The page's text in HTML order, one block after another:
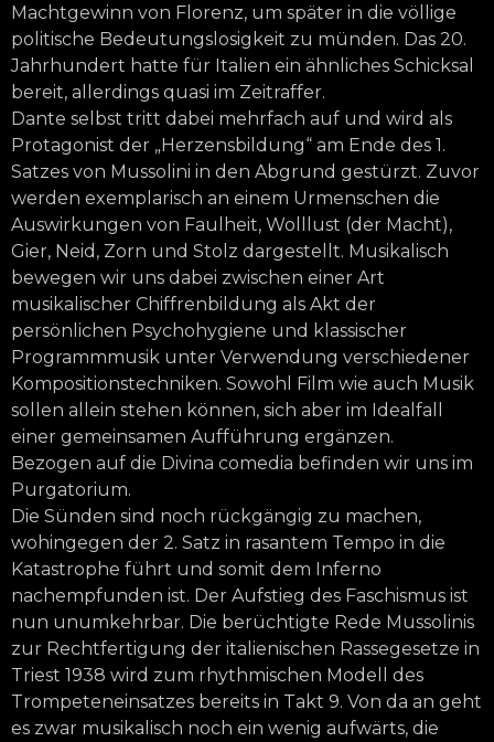
Machtgewinn von Florenz, um später in die völlige
politische Bedeutungslosigkeit zu münden. Das 20.
Jahrhundert hatte für Italien ein ähnliches Schicksal
bereit, allerdings quasi im Zeitraffer.
Dante selbst tritt dabei mehrfach auf und wird als
Protagonist der „Herzensbildung“ am Ende des 1.
Satzes von Mussolini in den Abgrund gestürzt. Zuvor
werden exemplarisch an einem Urmenschen die
Auswirkungen von Faulheit, Wolllust (der Macht),
Gier, Neid, Zorn und Stolz dargestellt. Musikalisch
bewegen wir uns dabei zwischen einer Art
musikalischer Chiffrenbildung als Akt der
persönlichen Psychohygiene und klassischer
Programmmusik unter Verwendung verschiedener
Kompositionstechniken. Sowohl Film wie auch Musik
sollen allein stehen können, sich aber im Idealfall
einer gemeinsamen Aufführung ergänzen.
Bezogen auf die Divina comedia befinden wir uns im
Purgatorium.
Die Sünden sind noch rückgängig zu machen,
wohingegen der 2. Satz in rasantem Tempo in die
Katastrophe führt und somit dem Inferno
nachempfunden ist. Der Aufstieg des Faschismus ist
nun unumkehrbar. Die berüchtigte Rede Mussolinis
zur Rechtfertigung der italienischen Rassegesetze in
Triest 1938 wird zum rhythmischen Modell des
Trompeteneinsatzes bereits in Takt 9. Von da an geht
es zwar musikalisch noch ein wenig aufwärts, die